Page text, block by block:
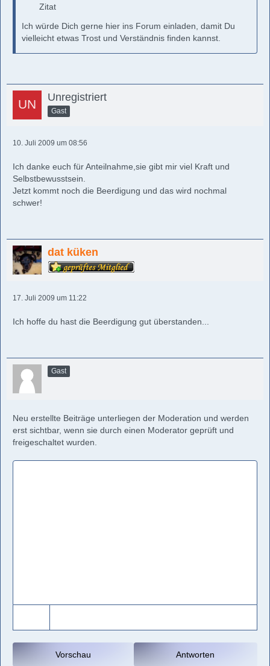
Zitat
Ich würde Dich gerne hier ins Forum einladen, damit Du
vielleicht etwas Trost und Verständnis finden kannst.
Unregistriert
Gast
10. Juli 2009 um 08:56
Ich danke euch für Anteilnahme,sie gibt mir viel Kraft und
Selbstbewusstsein.
Jetzt kommt noch die Beerdigung und das wird nochmal
schwer!
dat küken
17. Juli 2009 um 11:22
Ich hoffe du hast die Beerdigung gut überstanden...
Gast
Neu erstellte Beiträge unterliegen der Moderation und werden
erst sichtbar, wenn sie durch einen Moderator geprüft und
freigeschaltet wurden.
Antworten
Vorschau